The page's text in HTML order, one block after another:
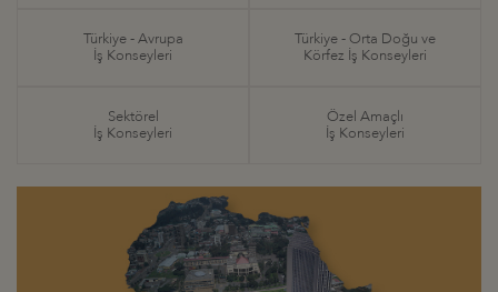
Türkiye - Avrupa
İş Konseyleri
Türkiye - Orta Doğu ve
Körfez İş Konseyleri
Sektörel
İş Konseyleri
Özel Amaçlı
İş Konseyleri